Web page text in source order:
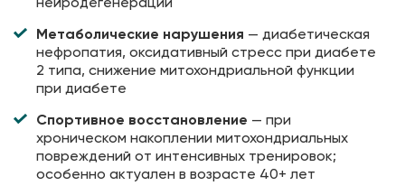
Метаболические нарушения — диабетическая
нефропатия, оксидативный стресс при диабете
2 типа, снижение митохондриальной функции
при диабете
Спортивное восстановление — при
хроническом накоплении митохондриальных
повреждений от интенсивных тренировок;
особенно актуален в возрасте 40+ лет